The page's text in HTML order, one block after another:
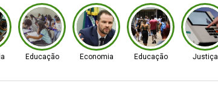
Educação Economia Educação Justiça